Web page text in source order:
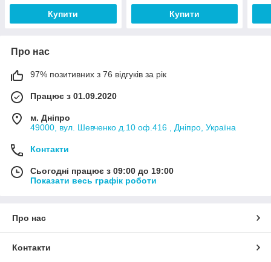
Купити Купити
Про нас
97% позитивних з 76 відгуків за рік
Працює з 01.09.2020
м. Дніпро
49000, вул. Шевченко д.10 оф.416 , Дніпро, Україна
Контакти
Сьогодні працює з 09:00 до 19:00
Показати весь графік роботи
Про нас
Контакти